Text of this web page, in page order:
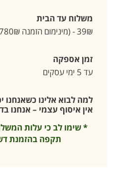
משלוח עד הבית
39₪ - (מינימום הזמנה 780₪)
זמן אספקה
עד 5 ימי עסקים
למה לבוא אלינו כשאנחנו
אין איסוף עצמי – אנחנו
תקפה בהזמנת